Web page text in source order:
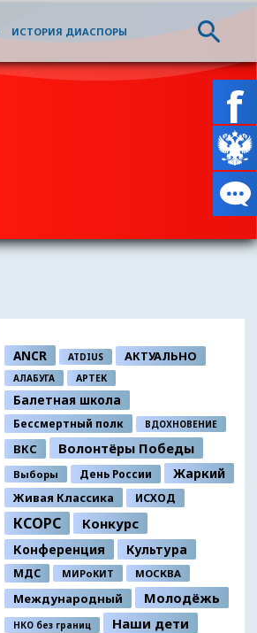
ИСТОРИЯ ДИАСПОРЫ
ANCR ATDIUS АКТУАЛЬНО
АЛАБУГА АРТЕК
Балетная школа
Бессмертный полк ВДОХНОВЕНИЕ
ВКС Волонтёры Победы
Выборы День России Жаркий
Живая Классика ИСХОД
КСОРС Конкурс
Конференция Культура
МДС МИРоКИТ МОСКВА
Международный Молодёжь
НКО без границ Наши дети